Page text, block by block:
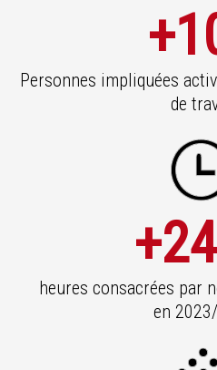
Personnes impliquées
de
heures consacrées par
en